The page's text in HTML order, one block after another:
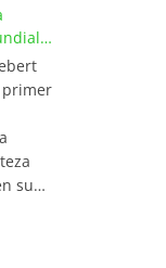
primer
su